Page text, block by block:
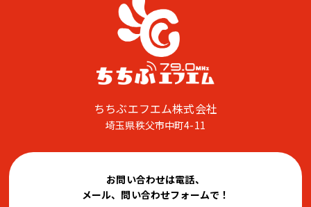
ちちぶエフエム株式会社
埼玉県秩父市中町4-11
お問い合わせは電話、
メール、問い合わせフォームで！